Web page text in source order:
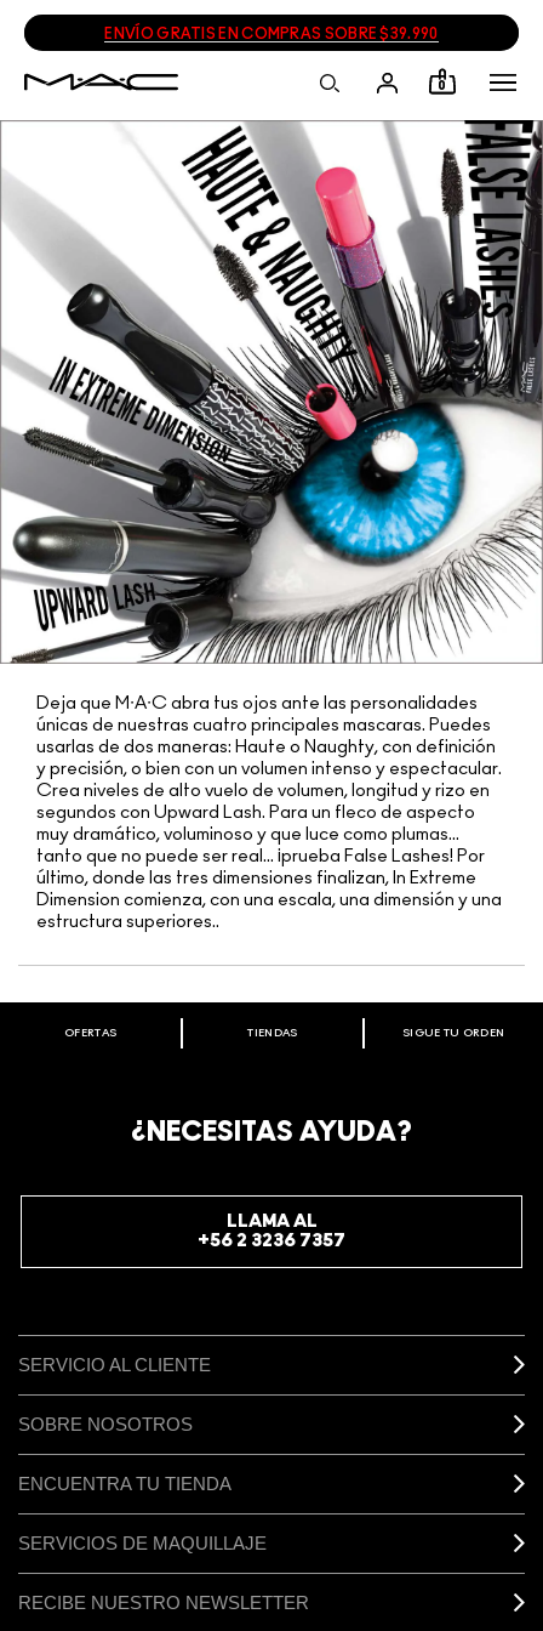
ENVÍO GRATIS EN COMPRAS SOBRE $39.990
0
Deja que M∙A∙C abra tus ojos ante las personalidades
únicas de nuestras cuatro principales mascaras. Puedes
usarlas de dos maneras: Haute o Naughty, con definición
y precisión, o bien con un volumen intenso y espectacular.
Crea niveles de alto vuelo de volumen, longitud y rizo en
segundos con Upward Lash. Para un fleco de aspecto
muy dramático, voluminoso y que luce como plumas...
tanto que no puede ser real... ¡prueba False Lashes! Por
último, donde las tres dimensiones finalizan, In Extreme
Dimension comienza, con una escala, una dimensión y una
estructura superiores..
BIENVENIDO A M·A·C COSMETICS
REGÍSTRATE AHORA PARA RECIBIR INFORMACIÓN
OFERTAS TIENDAS SIGUE TU ORDEN
¿NECESITAS AYUDA?
LLAMA AL
+56 2 3236 7357
SERVICIO AL CLIENTE
SOBRE NOSOTROS
ENCUENTRA TU TIENDA
SERVICIOS DE MAQUILLAJE
RECIBE NUESTRO NEWSLETTER